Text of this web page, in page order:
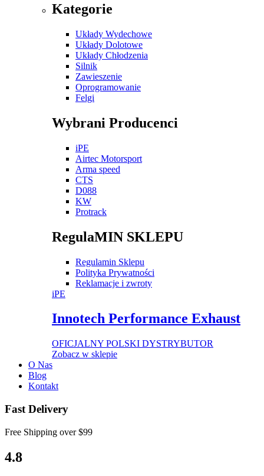
Kategorie
Układy Wydechowe
Układy Dolotowe
Układy Chłodzenia
Silnik
Zawieszenie
Oprogramowanie
Felgi
Wybrani Producenci
iPE
Airtec Motorsport
Arma speed
CTS
D088
KW
Protrack
RegulaMIN SKLEPU
Regulamin Sklepu
Polityka Prywatności
Reklamacje i zwroty
iPE
Innotech Performance Exhaust
OFICJALNY POLSKI DYSTRYBUTOR
Zobacz w sklepie
O Nas
Blog
Kontakt
Fast Delivery
Free Shipping over$99
4.8